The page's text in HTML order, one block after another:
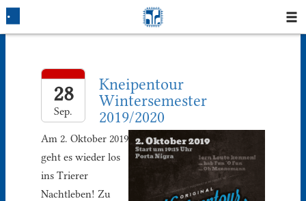
Blog
Fotos
Login
Klausuren
28
Sep.
Kneipentour
Wintersemester
2019/2020
Am 2. Oktober 2019
geht es wieder los
ins Trierer
Nachtleben! Zu